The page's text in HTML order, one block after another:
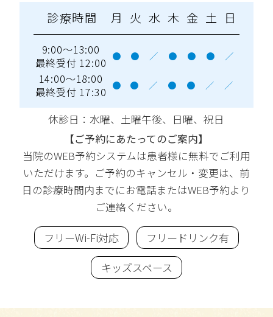
診療時間 月 火 水 木 金 土 日
9:00～13:00
最終受付 12:00 ● ● ／ ● ● ● ／
14:00～18:00
最終受付 17:30 ● ● ／ ● ● ／ ／
休診日：水曜、土曜午後、日曜、祝日
【ご予約にあたってのご案内】
当院のWEB予約システムは患者様に無料でご利用
いただけます。ご予約のキャンセル・変更は、前
日の診療時間内までにお電話またはWEB予約より
ご連絡ください。
フリーWi-Fi対応
フリードリンク有
キッズスペース